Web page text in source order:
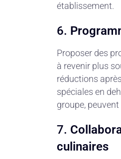
établissement.
6.
Proposer des
à revenir plus
réductions
spéciales en
groupe,
7.
culinaires